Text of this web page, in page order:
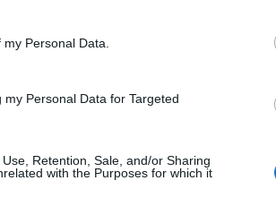
Personal Data.
Personal Data for Targeted
Retention, Sale, and/or Sharing
with the Purposes for which it
Rodrigues, a cultura digital
a evolução humana, como a
antes que qualquer